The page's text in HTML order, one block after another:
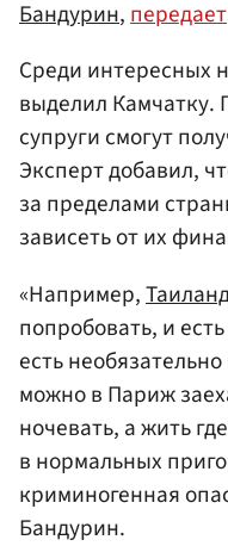
Бандурин,передает
Среди интересных
выделил Камчатку.
супруги смогут
Эксперт добавил,
за пределами
зависеть от их
«Например,
попробовать, и
есть
можно в Париж
ночевать, а жить
в нормальных
криминогенная
Бандурин.